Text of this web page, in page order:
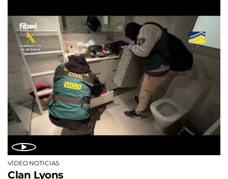
VÍDEO NOTICIAS
Clan Lyons